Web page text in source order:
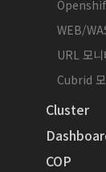
WEB/
URL 모니
Cubrid
Cluster
COP